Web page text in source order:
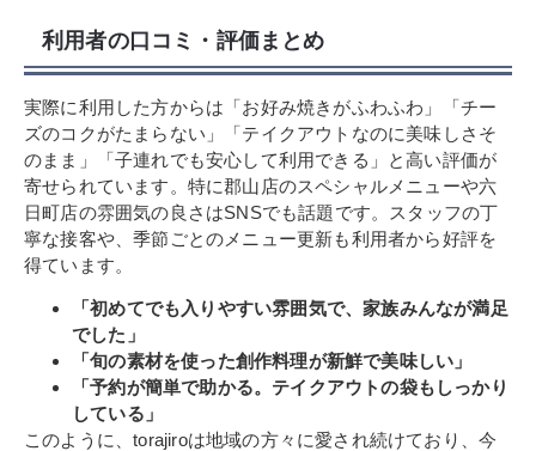
利用者の口コミ・評価まとめ
実際に利用した方からは「お好み焼きがふわふわ」「チー
ズのコクがたまらない」「テイクアウトなのに美味しさそ
のまま」「子連れでも安心して利用できる」と高い評価が
寄せられています。特に郡山店のスペシャルメニューや六
日町店の雰囲気の良さはSNSでも話題です。スタッフの丁
寧な接客や、季節ごとのメニュー更新も利用者から好評を
得ています。
「初めてでも入りやすい雰囲気で、家族みんなが満足
でした」
「旬の素材を使った創作料理が新鮮で美味しい」
「予約が簡単で助かる。テイクアウトの袋もしっかり
している」
このように、torajiroは地域の方々に愛され続けており、今